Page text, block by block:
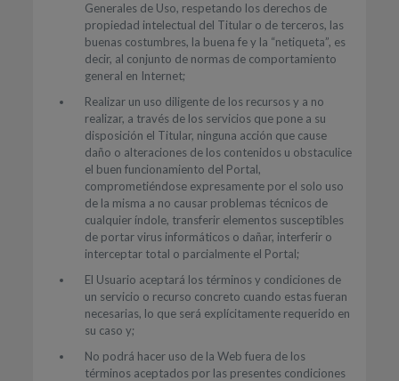
Generales de Uso, respetando los derechos de
propiedad intelectual del Titular o de terceros, las
buenas costumbres, la buena fe y la “netiqueta”, es
decir, al conjunto de normas de comportamiento
general en Internet;
Realizar un uso diligente de los recursos y a no
realizar, a través de los servicios que pone a su
disposición el Titular, ninguna acción que cause
daño o alteraciones de los contenidos u obstaculice
el buen funcionamiento del Portal,
comprometiéndose expresamente por el solo uso
de la misma a no causar problemas técnicos de
cualquier índole, transferir elementos susceptibles
de portar virus informáticos o dañar, interferir o
interceptar total o parcialmente el Portal;
El Usuario aceptará los términos y condiciones de
un servicio o recurso concreto cuando estas fueran
necesarias, lo que será explícitamente requerido en
su caso y;
No podrá hacer uso de la Web fuera de los
términos aceptados por las presentes condiciones